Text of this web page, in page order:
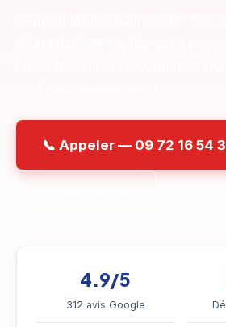
📞 Appeler — 09 72 16 54
4.9/5
312 avis Google